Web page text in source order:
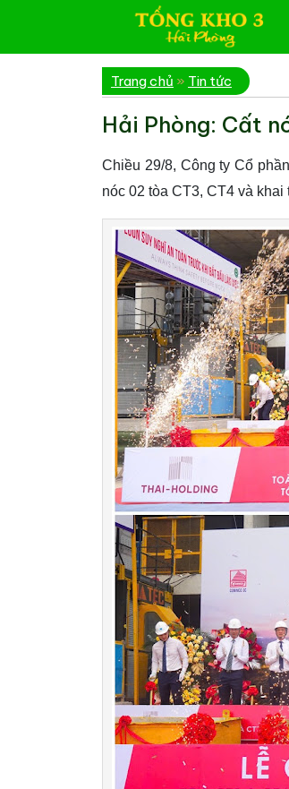
Trang chủ » Tin tức
Hải Phòng: Cất
Chiều 29/8, Công ty Cổ
nóc 02 tòa CT3, CT4 và